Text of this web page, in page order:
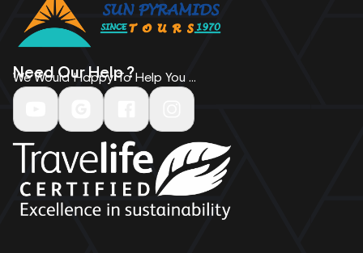
Need Our Help ?
We Would Happy To Help You ...